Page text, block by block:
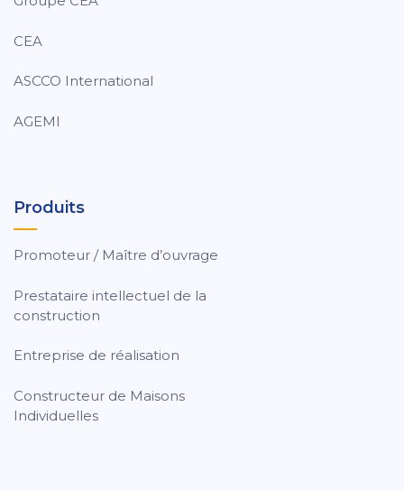
CEA
ASCCO International
AGEMI
Produits
Promoteur / Maître d’ouvrage
Prestataire intellectuel de la
construction
Entreprise de réalisation
Constructeur de Maisons
Individuelles